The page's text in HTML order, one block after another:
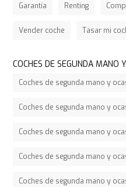
Garantía Renting
Vender coche Tasar mi
COCHES DE SEGUNDA MANO
Coches de segunda mano y
Coches de segunda mano y
Coches de segunda mano y
Coches de segunda mano y
Coches de segunda mano y